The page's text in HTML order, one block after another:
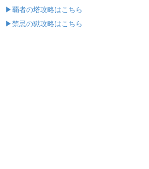
▶覇者の塔攻略はこちら
▶禁忌の獄攻略はこちら